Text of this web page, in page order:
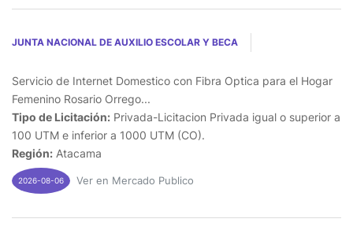
JUNTA NACIONAL DE AUXILIO ESCOLAR Y BECA
Servicio de Internet Domestico con Fibra Optica para el Hogar
Femenino Rosario Orrego...
Tipo de Licitación: Privada-Licitacion Privada igual o superior a
100 UTM e inferior a 1000 UTM (CO).
Región: Atacama
2026-08-06 Ver en Mercado Publico